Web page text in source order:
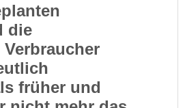
die
früher und